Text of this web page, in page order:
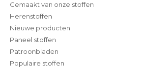
Gemaakt van onze stoffen
Herenstoffen
Nieuwe producten
Paneel stoffen
Patroonbladen
Populaire stoffen